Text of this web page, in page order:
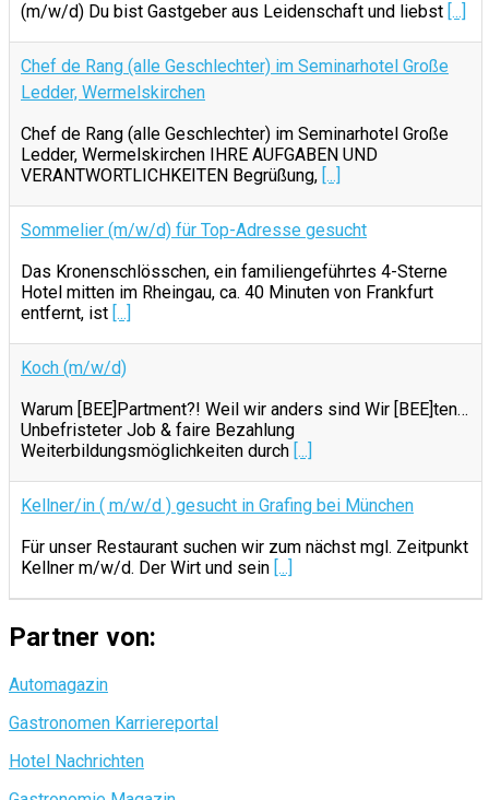
(m/w/d) Du bist Gastgeber aus Leidenschaft und liebst [...]
Chef de Rang (alle Geschlechter) im Seminarhotel Große
Ledder, Wermelskirchen
Chef de Rang (alle Geschlechter) im Seminarhotel Große
Ledder, Wermelskirchen IHRE AUFGABEN UND
VERANTWORTLICHKEITEN Begrüßung, [...]
Sommelier (m/w/d) für Top-Adresse gesucht
Das Kronenschlösschen, ein familiengeführtes 4-Sterne
Hotel mitten im Rheingau, ca. 40 Minuten von Frankfurt
entfernt, ist [...]
Koch (m/w/d)
Warum [BEE]Partment?! Weil wir anders sind Wir [BEE]ten…
Unbefristeter Job & faire Bezahlung
Weiterbildungsmöglichkeiten durch [...]
Kellner/in ( m/w/d ) gesucht in Grafing bei München
Für unser Restaurant suchen wir zum nächst mgl. Zeitpunkt
Kellner m/w/d. Der Wirt und sein [...]
Partner von:
Automagazin
Gastronomen Karriereportal
Hotel Nachrichten